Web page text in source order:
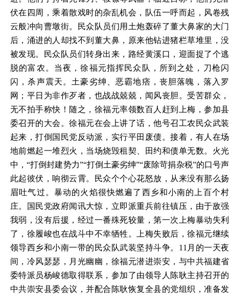
伏在四周，乘着散戏时的杂乱机会，队伍一呼而起，风卷残
云般冲向曹墩街。民众队员们用土炮轰碎了董大鼻家的大门
后，涌进的人却找不到董大鼻，原来他钻进猪栏草堆里，没
被发现。民众队员们转身出来，路经黄溪口，迎面捉了个逃
脱的富农。当夜，徐福元指挥民众队，所到之处，刀枪闪
闪，杀声震天。土豪劣绅、恶霸地痞，丧胆落魄，落入罗
网；平日为非作歹者，也战战兢兢，闻风丧胆。受苦群众，
无不拍手称快！随之，徐福元率领数百人赶到上梅，参加县
委召开的大会。徐福元在会上讲了话，他号召工农民众武装
起来，打倒国民党反动派，实行平田废债。接着，有人在场
地前燃起一堆烈火，当场烧毁租契、田约和债单无数。火光
中，“打倒封建势力”“打倒土豪劣绅”“废除苛捐杂税”的口号声
此起彼伏，响彻云霄。民众个个心花怒放，从来没有那么扬
眉吐气过。暴动的火焰很快燃遍了西乡和小南的上百个村
庄。国民党政府闻讯大惊，立即派重兵前往镇压，由于敌强
我弱，没有后援，经过一番殊死较量，第一次上梅暴动失利
了，徐履峻也在战斗中不幸牺牲。上梅失败后，徐福元继续
领导西乡和小南一带的民众队武装坚持斗争。11月的一天夜
间，冷风瑟瑟，月光幽幽，徐福元潜进崇安，与中共福建省
委特派员杨峻德取得联系，参加了由领导人陈耿主持召开的
中共崇安县委会议，并配合陈耿恢复全县的党组织，准备发